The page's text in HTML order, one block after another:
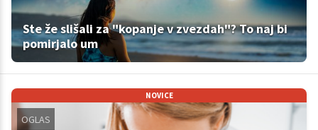
Ste že slišali za "kopanje v zvezdah"? To naj bi
pomirjalo um
NOVICE
OGLAS